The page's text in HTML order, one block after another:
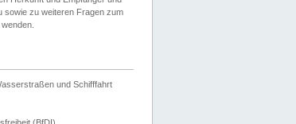
sowie zu weiteren Fragen zum
und Schifffahrt